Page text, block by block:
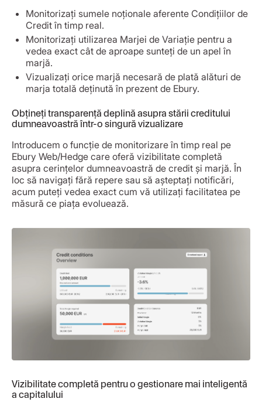
Monitorizați sumele noționale aferente Condițiilor de
Credit în timp real.
Monitorizați utilizarea Marjei de Variație pentru a
vedea exact cât de aproape sunteți de un apel în
marjă.
Vizualizați orice marjă necesară de plată alături de
marja totală deținută în prezent de Ebury.
Obțineți transparență deplină asupra stării creditului
dumneavoastră într-o singură vizualizare
Introducem o funcție de monitorizare în timp real pe
Ebury Web/Hedge care oferă vizibilitate completă
asupra cerințelor dumneavoastră de credit și marjă. În
loc să navigați fără repere sau să așteptați notificări,
acum puteți vedea exact cum vă utilizați facilitatea pe
măsură ce piața evoluează.
Vizibilitate completă pentru o gestionare mai inteligentă
a capitalului